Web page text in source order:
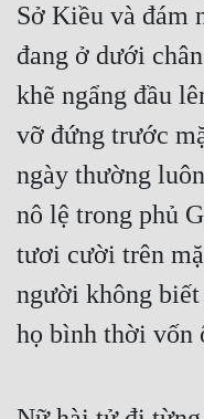
Sở Kiều và đám
đang ở dưới
khẽ ngẩng đầu
vỡ đứng trước
ngày thường
nô lệ trong phủ
tươi cười trên
người không biết
họ bình thời vốn